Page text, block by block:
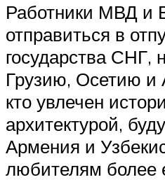
Работники МВД и
отправиться в
государства СНГ,
Грузию, Осетию и
кто увлечен
архитектурой,
Армения и
любителям более